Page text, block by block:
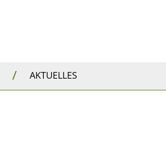
/ AKTUELLES